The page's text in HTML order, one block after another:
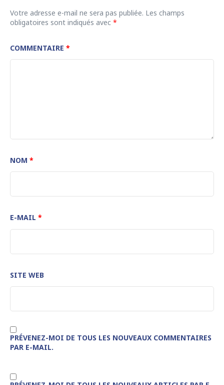
Votre adresse e-mail ne sera pas publiée. Les champs
obligatoires sont indiqués avec *
COMMENTAIRE *
NOM *
E-MAIL *
SITE WEB
PRÉVENEZ-MOI DE TOUS LES NOUVEAUX COMMENTAIRES
PAR E-MAIL.